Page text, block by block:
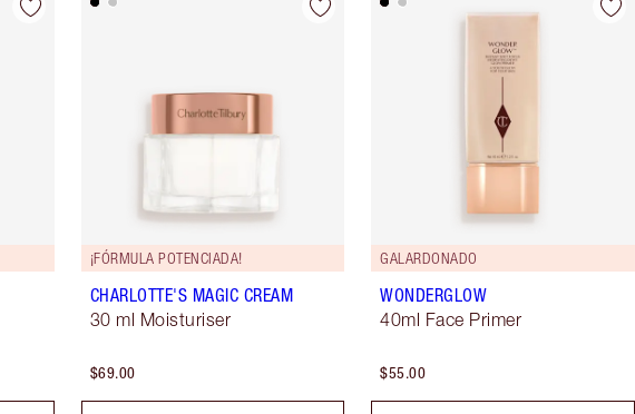
¡FÓRMULA POTENCIADA!
CHARLOTTE'S MAGIC CREAM
30 ml Moisturiser
$69.00
GALARDONADO
WONDERGLOW
40ml Face Primer
$55.00